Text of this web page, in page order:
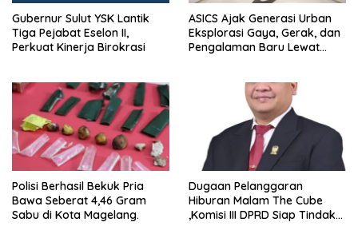
Gubernur Sulut YSK Lantik
Tiga Pejabat Eselon II,
Perkuat Kinerja Birokrasi
ASICS Ajak Generasi Urban
Eksplorasi Gaya, Gerak, dan
Pengalaman Baru Lewat
Polisi Berhasil Bekuk Pria
Bawa Seberat 4,46 Gram
Sabu di Kota Magelang.
Dugaan Pelanggaran
Hiburan Malam The Cube
,Komisi III DPRD Siap Tindak